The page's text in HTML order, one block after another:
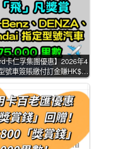
卡仁孚集團優惠】2026年4
號車簽賬繳付訂金賺HK$…